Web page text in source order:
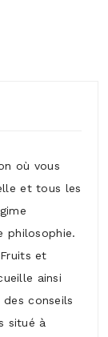
où vous
et tous les
philosophie.
et
ainsi
conseils
situé à